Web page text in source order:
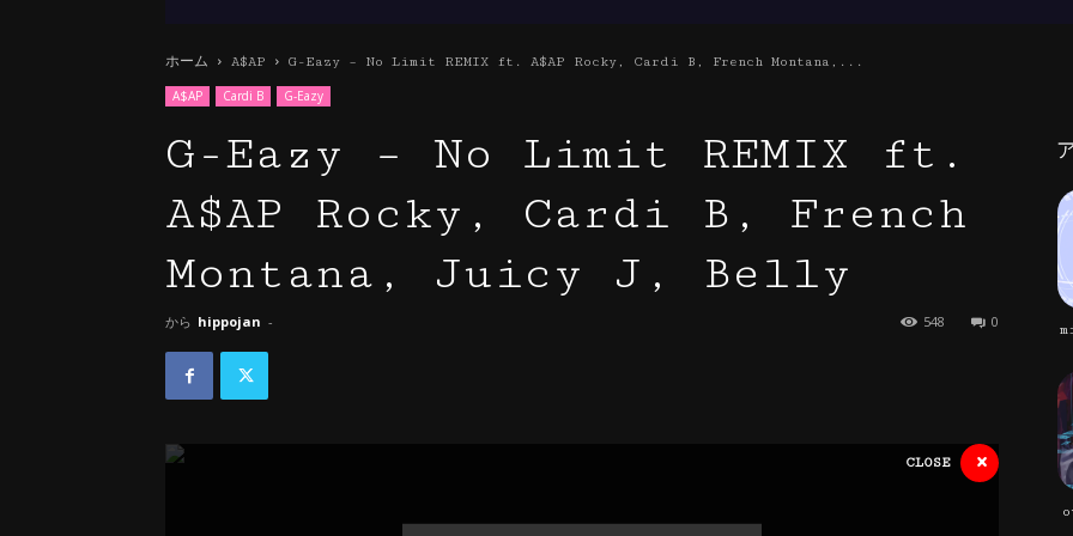
ホーム A$AP G-Eazy – No Limit REMIX ft. A$AP Rocky, Cardi B, French Montana,...
A$AP Cardi B G-Eazy
G-Eazy – No Limit REMIX ft.
A$AP Rocky, Cardi B, French
Montana, Juicy J, Belly
から hippojan - 0
548
CLOSE ×